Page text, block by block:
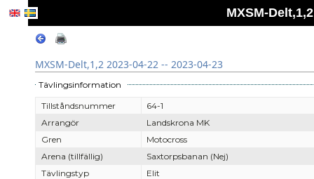
MXSM-
MXSM-Delt,1,2 2023-04-22 -- 2023-04-23
Tävlingsinformation
Tillståndsnummer
64-1
Arrangör
Landskrona MK
Gren
Motocross
Arena (tillfällig)
Saxtorpsbanan (Nej)
Tävlingstyp
Elit